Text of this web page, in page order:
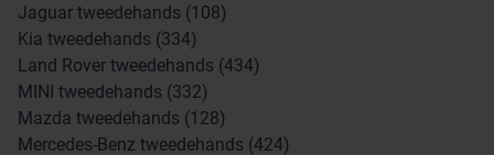
Jaguar tweedehands (108)
Kia tweedehands (334)
Land Rover tweedehands (434)
MINI tweedehands (332)
Mazda tweedehands (128)
Mercedes-Benz tweedehands (424)